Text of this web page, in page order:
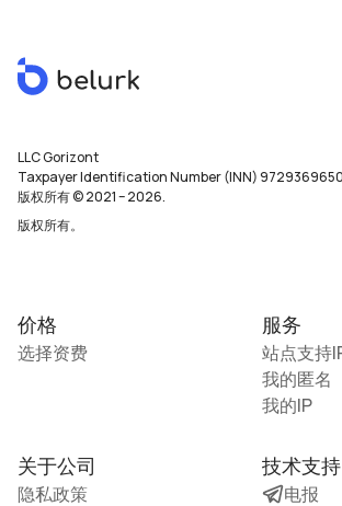
LLC Gorizont
Taxpayer Identification Number (INN) 9729369650
版权所有 © 2021–2026.
版权所有。
价格
选择资费
服务
站点支持
我的匿名
我的IP
关于公司
隐私政策
技术支持
电报